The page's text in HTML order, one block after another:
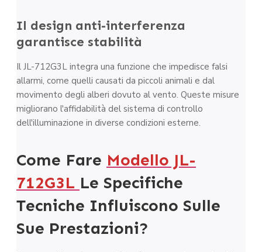
Il design anti-interferenza
garantisce stabilità
Il JL-712G3L integra una funzione che impedisce falsi
allarmi, come quelli causati da piccoli animali e dal
movimento degli alberi dovuto al vento. Queste misure
migliorano l'affidabilità del sistema di controllo
dell'illuminazione in diverse condizioni esterne.
Come Fare Modello JL-
712G3L Le Specifiche
Tecniche Influiscono Sulle
Sue Prestazioni?